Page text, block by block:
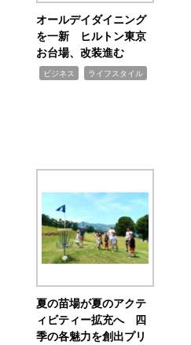
オールデイダイニング
を一新 ヒルトン東京
お台場、改装進む
ビジネス ライフスタイル
夏の苗場が夏のアクテ
ィビティー拡充へ 四
季の各魅力を創出プリ